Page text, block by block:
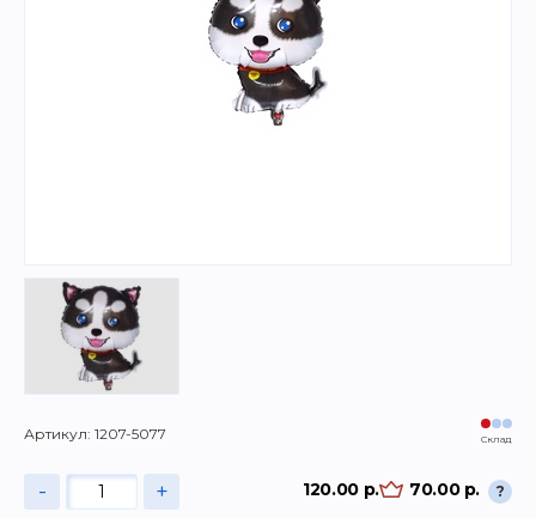
Артикул: 1207-5077 Склад
- + 120.00 р. 70.00 р. ?